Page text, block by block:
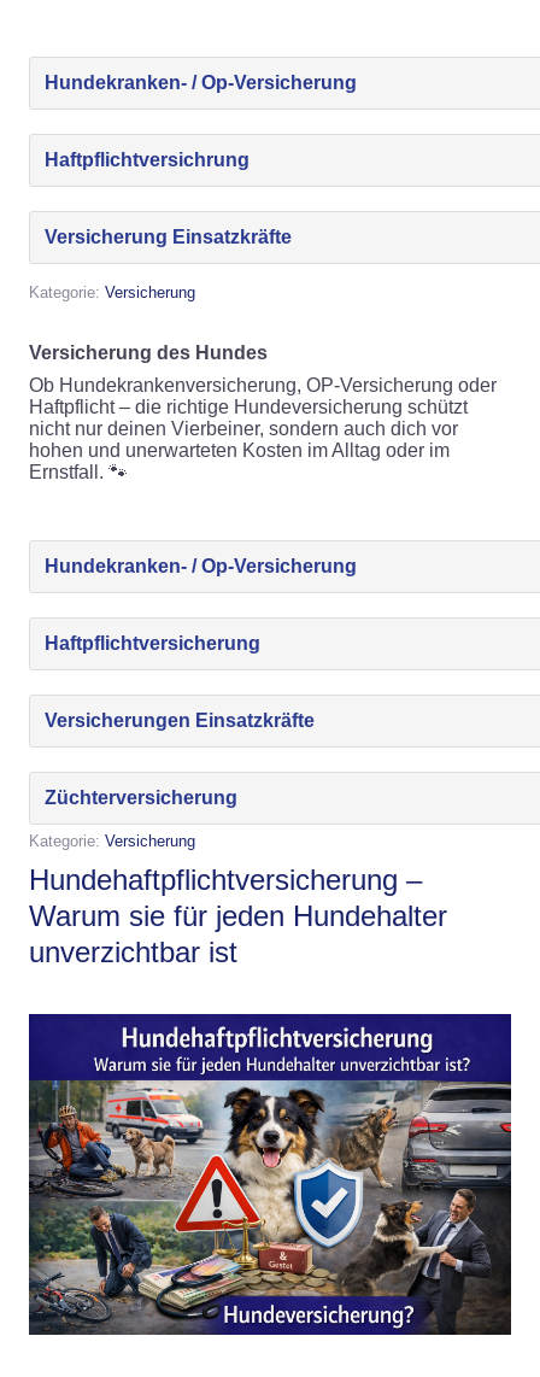
Hundekranken- / Op-Versicherung
Haftpflichtversichrung
Versicherung Einsatzkräfte
Kategorie: Versicherung
Versicherung des Hundes
Ob Hundekrankenversicherung, OP-Versicherung oder
Haftpflicht – die richtige Hundeversicherung schützt
nicht nur deinen Vierbeiner, sondern auch dich vor
hohen und unerwarteten Kosten im Alltag oder im
Ernstfall. 🐾
Hundekranken- / Op-Versicherung
Haftpflichtversicherung
Versicherungen Einsatzkräfte
Züchterversicherung
Kategorie: Versicherung
Hundehaftpflichtversicherung –
Warum sie für jeden Hundehalter
unverzichtbar ist